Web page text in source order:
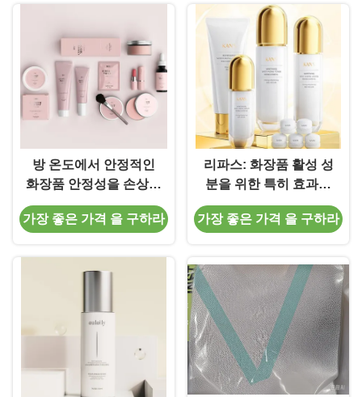
방 온도에서 안정적인
화장품 안정성을 손상시
키지 않고 껍질을 벗기
기 위해 고정 된 리파스
가장 좋은 가격 을 구하라
리파스: 화장품 활성 성
분을 위한 특히 효과적
인 바이오 촉매
가장 좋은 가격 을 구하라